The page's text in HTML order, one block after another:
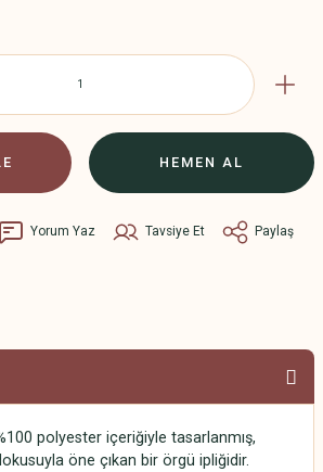
HEMEN AL
Yorum Yaz Tavsiye Et Paylaş
polyester içeriğiyle tasarlanmış,
öne çıkan bir örgü ipliğidir.